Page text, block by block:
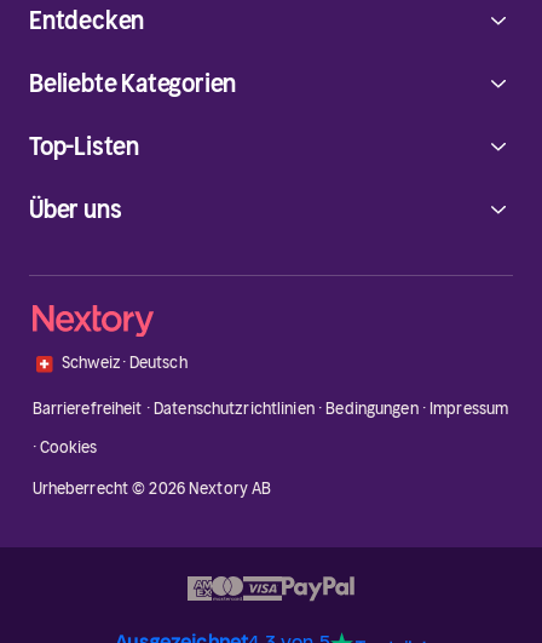
Über uns
Entdecken
Beliebte Kategorien
Top-Listen
🇨🇭 Schweiz·Deutsch
Barrierefreiheit ·Datenschutzrichtlinien·Bedingungen· Impressum
·Cookies
Urheberrecht © 2026 Nextory AB